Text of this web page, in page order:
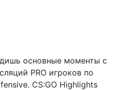
основные моменты с
PRO игроков по
CS:GO Highlights